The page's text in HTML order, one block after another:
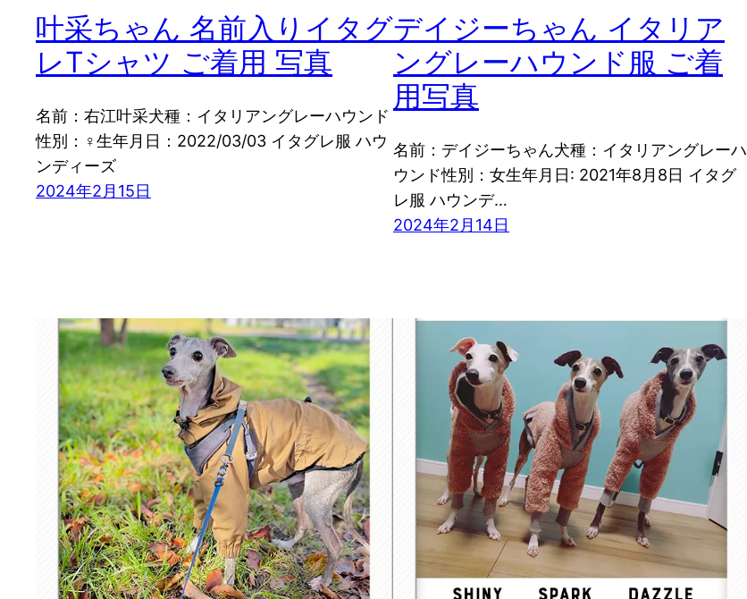
叶采ちゃん 名前入りイタグ
レTシャツ ご着用 写真
名前：右江叶采犬種：イタリアングレーハウンド
性別：♀生年月日：2022/03/03 イタグレ服 ハウ
ンディーズ
2024年2月15日
デイジーちゃん イタリア
ングレーハウンド服 ご着
用写真
名前：デイジーちゃん犬種：イタリアングレーハ
ウンド性別：女生年月日: 2021年8月8日 イタグ
レ服 ハウンデ…
2024年2月14日